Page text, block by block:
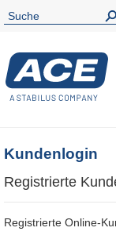
Kundenlogin
Registrierte
Registrierte Online-